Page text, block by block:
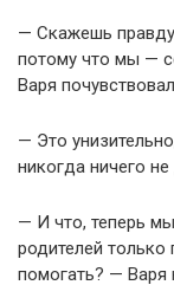
— Скажешь
потому что мы —
Варя
— Это
никогда ничего
— И что, теперь
родителей только
помогать? — Варя